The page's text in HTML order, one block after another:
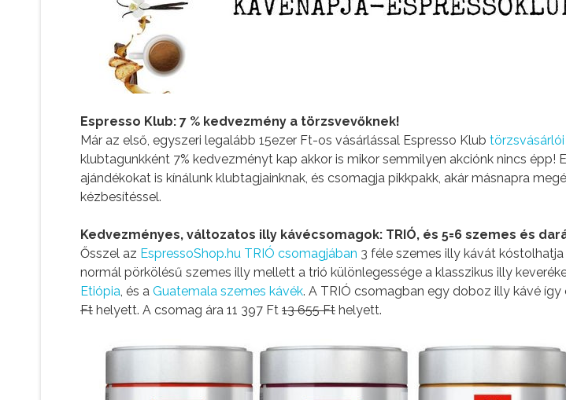
Espresso Klub: 7 % kedvezmény a törzsvevőknek!
Már az első, egyszeri legalább 15ezer Ft-os vásárlással Espresso Klub
klubtagunkként 7% kedvezményt kap akkor is mikor semmilyen akciónk nincs épp!
ajándékokat is kínálunk klubtagjainknak, és csomagja pikkpakk, akár másnapra
kézbesítéssel.
Kedvezményes, változatos illy kávécsomagok: TRIÓ, és 5=6 szemes és
Ősszel az EspressoShop.hu TRIÓ csomagjában 3 féle szemes illy kávát
normál pörkölésű szemes illy mellett a trió különlegessége a klasszikus illy
Etiópia , és a Guatemala szemes kávék. A TRIÓ csomagban egy doboz illy kávé
Ft helyett. A csomag ára 11 397 Ft 13 655 Ft helyett.